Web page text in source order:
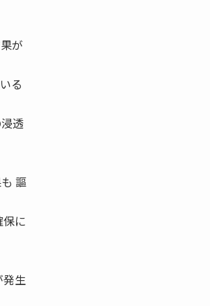
が
る
透
謳
に
発生